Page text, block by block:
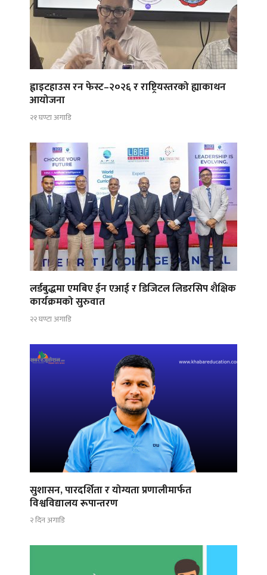
ह्वाइटहाउस रन फेस्ट–२०२६ र राष्ट्रियस्तरको ह्याकाथन
आयोजना
२१ घण्टा अगाडि
लर्डबुद्धमा एमबिए ईन एआई र डिजिटल लिडरसिप शैक्षिक
कार्यक्रमको सुरुवात
२२ घण्टा अगाडि
सुशासन, पारदर्शिता र योग्यता प्रणालीमार्फत
विश्वविद्यालय रूपान्तरण
२ दिन अगाडि